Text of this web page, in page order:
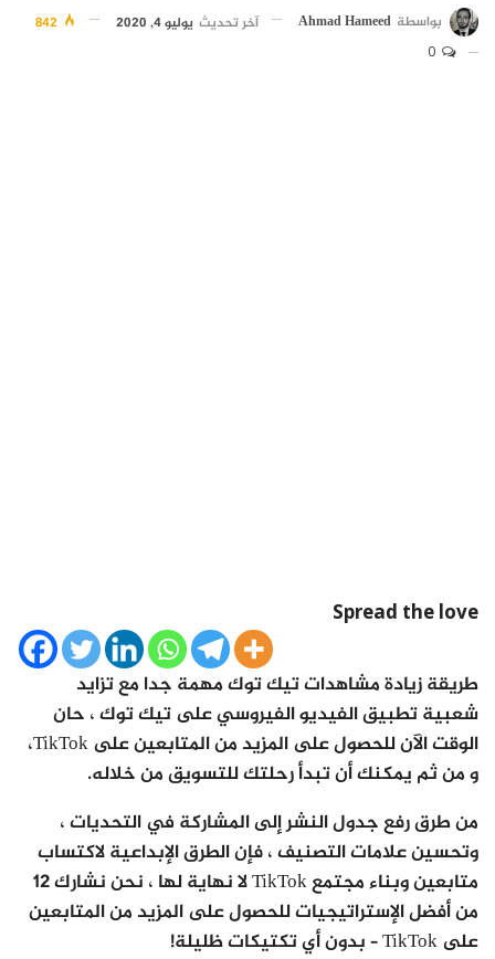
بواسطة Ahmad Hameed آخر تحديث يوليو 4, 2020
Spread the love
طريقة زيادة مشاهدات تيك توك مهمة جدا مع تزايد
شعبية تطبيق الفيديو الفيروسي على تيك توك ، حان
الوقت الآن للحصول على المزيد من المتابعين على TikTok،
و من ثم يمكنك أن تبدأ رحلتك للتسويق من خلاله.
من طرق رفع جدول النشر إلى المشاركة في التحديات ،
وتحسين علامات التصنيف ، فإن الطرق الإبداعية لاكتساب
متابعين وبناء مجتمع TikTok لا نهاية لها ، نحن نشارك 12
من أفضل الإستراتيجيات للحصول على المزيد من المتابعين
على TikTok – بدون أي تكتيكات ظليلة!